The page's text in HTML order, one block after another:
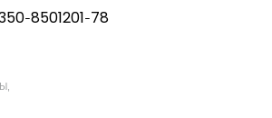
8501201-78